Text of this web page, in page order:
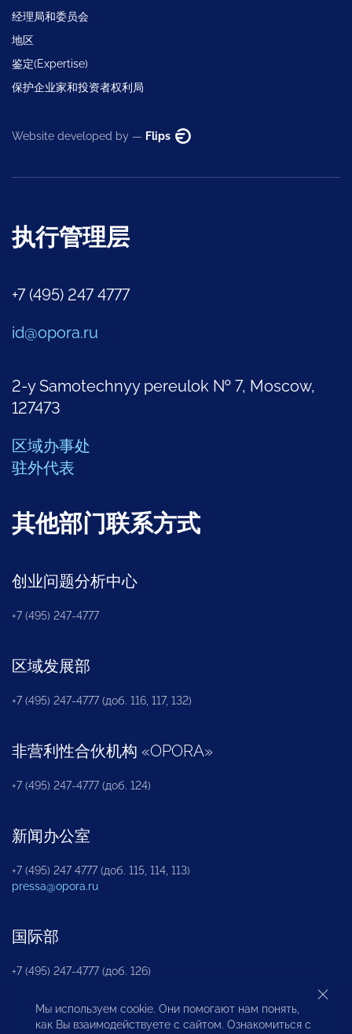
经理局和委员会
地区
鉴定(Expertise)
保护企业家和投资者权利局
Website developed by — Flips
执行管理层
+7 (495) 247 4777
id@opora.ru
2-y Samotechnyy pereulok № 7, Moscow,
127473
区域办事处
驻外代表
其他部门联系方式
创业问题分析中心
+7 (495) 247-4777
区域发展部
+7 (495) 247-4777 (доб. 116, 117, 132)
非营利性合伙机构 «OPORA»
+7 (495) 247-4777 (доб. 124)
新闻办公室
+7 (495) 247 4777 (доб. 115, 114, 113)
pressa@opora.ru
国际部
+7 (495) 247-4777 (доб. 126)
商投权益保护部
Мы используем cookie. Они помогают нам понять,
как Вы взаимодействуете с сайтом. Ознакомиться с